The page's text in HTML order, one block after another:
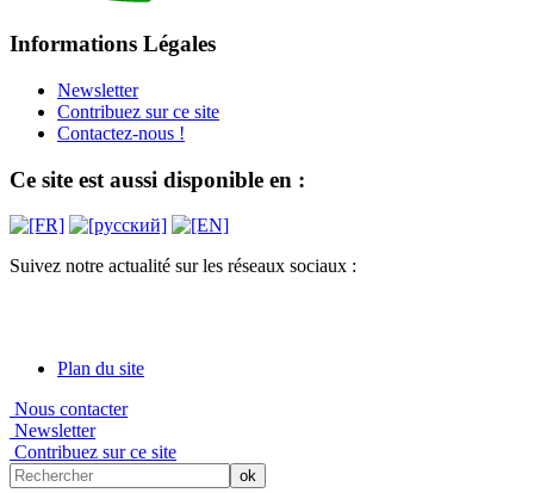
Informations Légales
Newsletter
Contribuez sur ce site
Contactez-nous !
Ce site est aussi disponible en :
Suivez notre actualité sur les réseaux sociaux :
Plan du site
Nous contacter
Newsletter
Contribuez sur ce site